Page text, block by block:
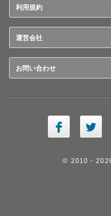
利用規約
運営会社
お問い合わせ
© 2010 -